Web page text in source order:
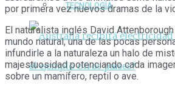
TECNOLOGÍA
por primera vez nuevos dramas de la
El naturalista inglés David
mundo natural, una de las pocas
infundirle a la naturaleza un halo de
majestuosidad potenciando cada
sobre un mamífero, reptil o ave.